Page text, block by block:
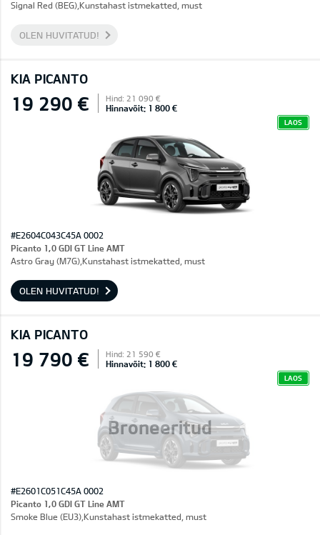
Signal Red (BEG),Kunstahast istmekatted, must
OLEN HUVITATUD!
KIA PICANTO
19 290 € Hind: 21 090 €
Hinnavõit: 1 800 €
LAOS
#E2604C043C45A 0002
Picanto 1,0 GDI GT Line AMT
Astro Gray (M7G),Kunstahast istmekatted, must
OLEN HUVITATUD!
KIA PICANTO
Broneeritud
19 790 € Hind: 21 590 €
Hinnavõit: 1 800 €
LAOS
#E2601C051C45A 0002
Picanto 1,0 GDI GT Line AMT
Smoke Blue (EU3),Kunstahast istmekatted, must